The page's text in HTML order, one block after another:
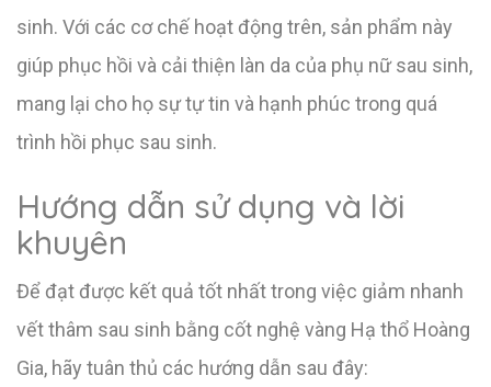
sinh. Với các cơ chế hoạt động trên, sản phẩm này
giúp phục hồi và cải thiện làn da của phụ nữ sau sinh,
mang lại cho họ sự tự tin và hạnh phúc trong quá
trình hồi phục sau sinh.
Hướng dẫn sử dụng và lời
khuyên
Để đạt được kết quả tốt nhất trong việc giảm nhanh
vết thâm sau sinh bằng cốt nghệ vàng Hạ thổ Hoàng
Gia, hãy tuân thủ các hướng dẫn sau đây: